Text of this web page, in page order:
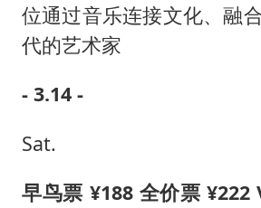
位通过音乐连接文化、融
代的艺术家
- 3.14 -
Sat.
早鸟票 ¥188 全价票 ¥222